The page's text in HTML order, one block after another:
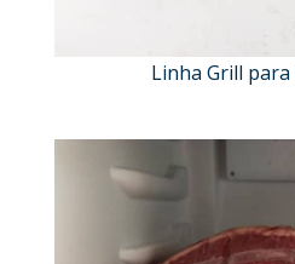
Linha Grill